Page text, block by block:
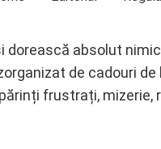
dorească absolut
de cadouri de
frustrați, mizerie,